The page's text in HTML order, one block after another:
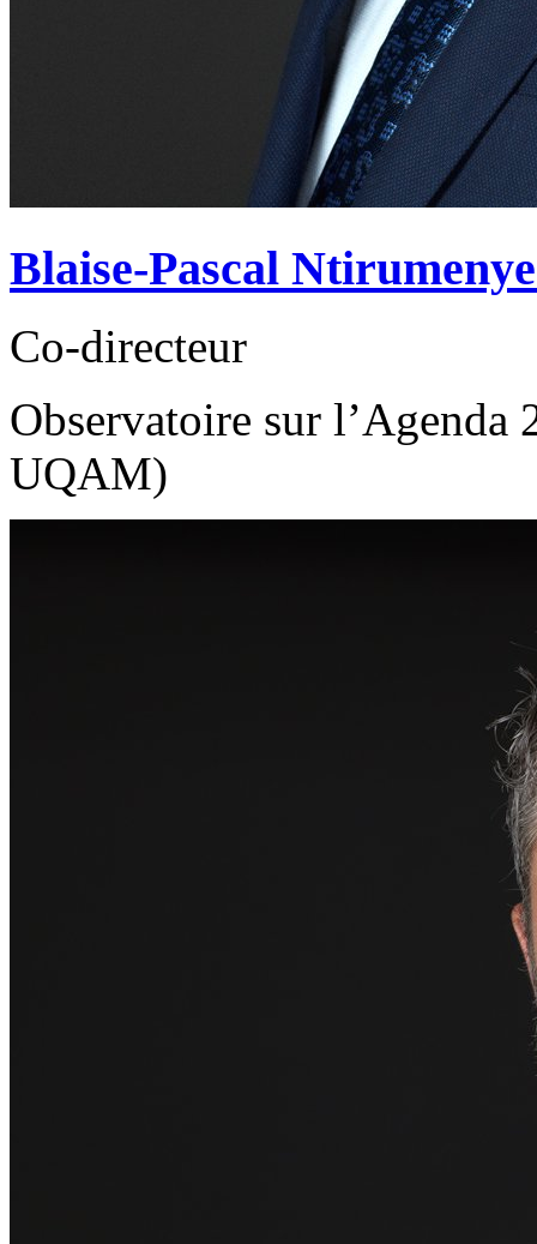
Blaise-Pascal
Co-directeur
Observatoire sur
UQAM)